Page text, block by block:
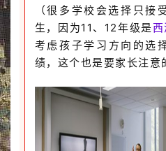
（很多学校会选择只接
生，因为11、12年级是西
考虑孩子学习方向的选
绩，这个也是要家长注意